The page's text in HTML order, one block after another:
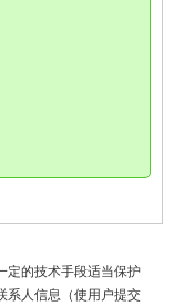
定的技术手段适当保护
系人信息（使用户提交